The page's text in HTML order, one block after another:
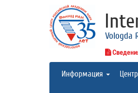
Vologda
Информация Центр